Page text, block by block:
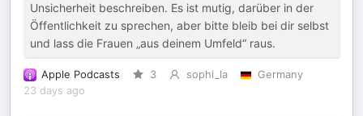
Unsicherheit beschreiben. Es ist mutig, darüber in der
Öffentlichkeit zu sprechen, aber bitte bleib bei dir selbst
und lass die Frauen „aus deinem Umfeld“ raus.
Apple Podcasts 3 sophi_la
Germany
23 days ago